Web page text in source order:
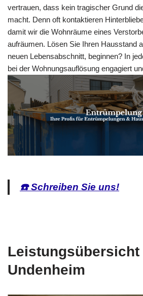
vertrauen, dass kein tragischer Grund
macht. Denn oft kontaktieren
damit wir die Wohnräume eines
aufräumen. Lösen Sie Ihren Hausstand
neuen Lebensabschnitt, beginnen? In
bei der Wohnungsauflösung engagiert
☎️ Schreiben Sie uns!
Leistungsübersicht
Undenheim